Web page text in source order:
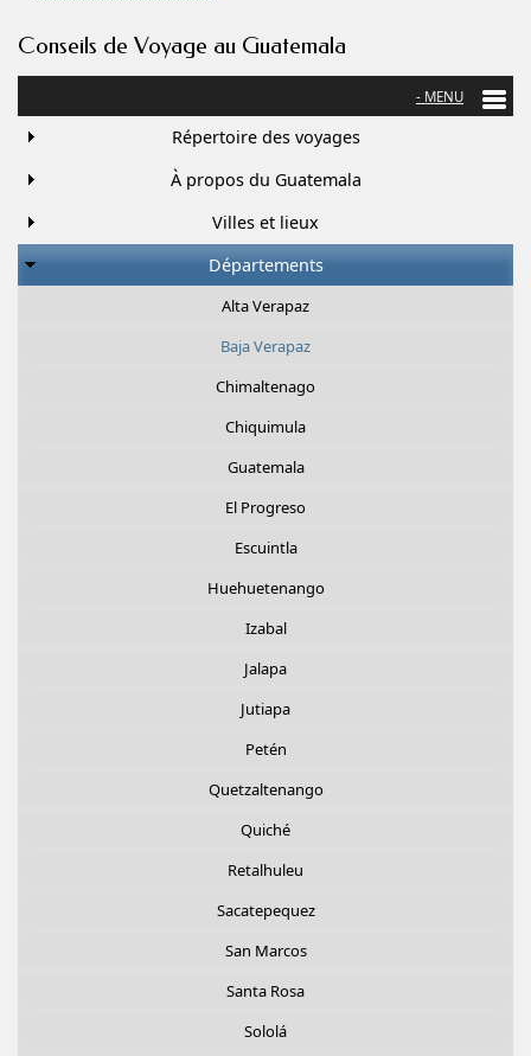
Conseils de Voyage au Guatemala
Répertoire des voyages
À propos du Guatemala
Villes et lieux
Départements
Alta Verapaz
Baja Verapaz
Chimaltenago
Chiquimula
Guatemala
El Progreso
Escuintla
Huehuetenango
Izabal
Jalapa
Jutiapa
Petén
Quetzaltenango
Quiché
Retalhuleu
Sacatepequez
San Marcos
Santa Rosa
Sololá